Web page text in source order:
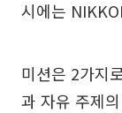
시에는
미션은 2가지
과 자유 주제